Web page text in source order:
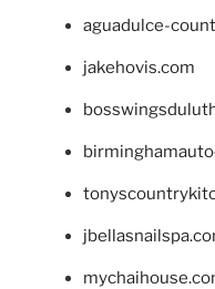
aguadulce-
jakehovis.com